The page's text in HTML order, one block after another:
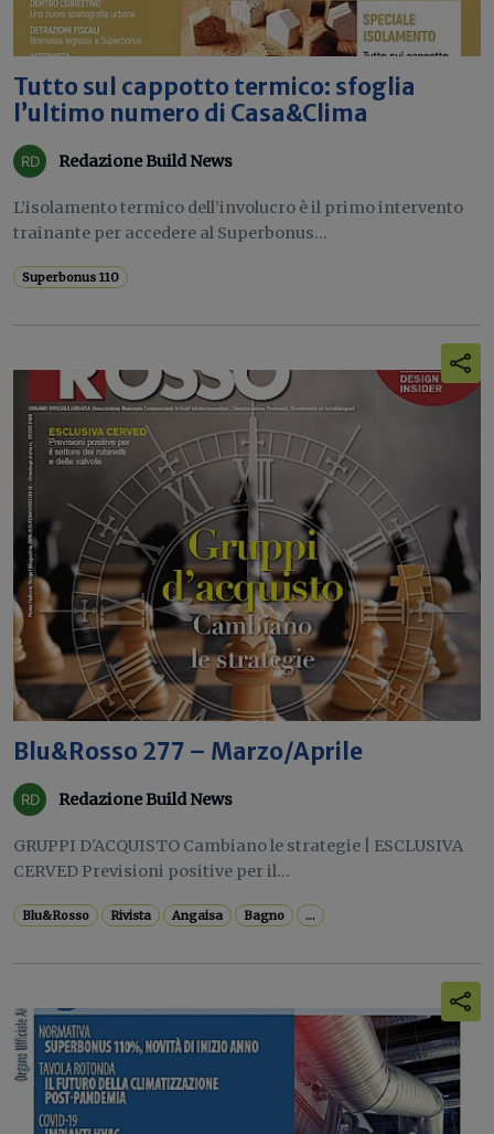
Tutto sul cappotto termico: sfoglia
l’ultimo numero di Casa&Clima
Redazione Build News
L’isolamento termico dell’involucro è il primo intervento
trainante per accedere al Superbonus...
Superbonus 110
Blu&Rosso 277 – Marzo/Aprile
Redazione Build News
GRUPPI D'ACQUISTO Cambiano le strategie | ESCLUSIVA
CERVED Previsioni positive per il...
Blu&Rosso Rivista Angaisa Bagno ...